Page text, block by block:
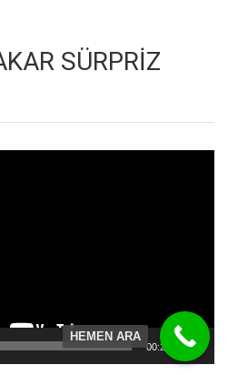
SÜRPRİZ
00:23
HEMEN ARA